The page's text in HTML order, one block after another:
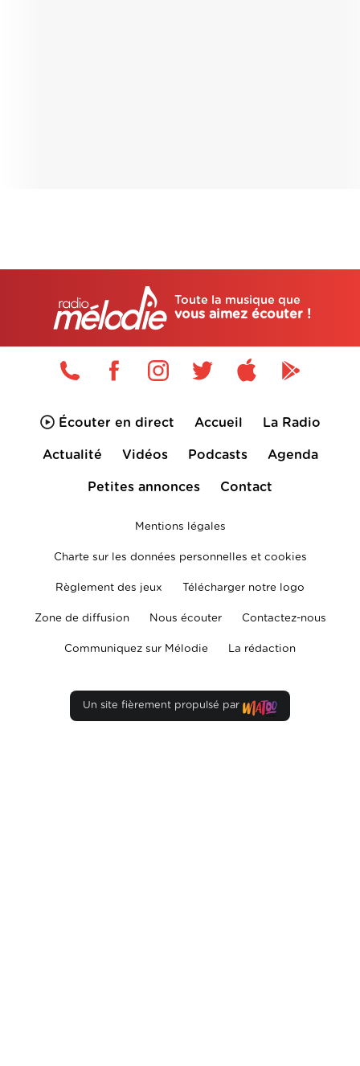
Toute la musique que
vous aimez écouter !
Écouter en direct Accueil La Radio
Actualité Vidéos Podcasts Agenda
Petites annonces Contact
Mentions légales
Charte sur les données personnelles et cookies
Règlement des jeux Télécharger notre logo
Zone de diffusion Nous écouter Contactez-nous
Communiquez sur Mélodie La rédaction
Un site fièrement propulsé par